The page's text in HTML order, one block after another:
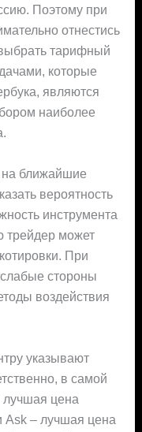
Поэтому при
отнестись
тарифный
которые
являются
наиболее
на ближайшие
вероятность
инструмента
трейдер может
При
стороны
воздействия
указывают
в самой
лучшая цена
Ask – лучшая цена